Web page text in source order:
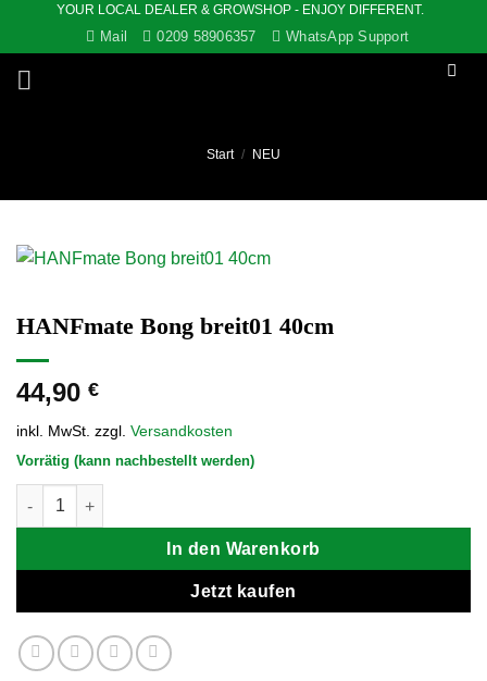
springen
YOUR LOCAL DEALER & GROWSHOP - ENJOY DIFFERENT.
Mail 0209 58906357 WhatsApp Support
Start / NEU
HANFmate Bong breit01 40cm
44,90 €
inkl. MwSt. zzgl. Versandkosten
Vorrätig (kann nachbestellt werden)
HANFmate Bong breit01 40cm Menge
In den Warenkorb
Jetzt kaufen